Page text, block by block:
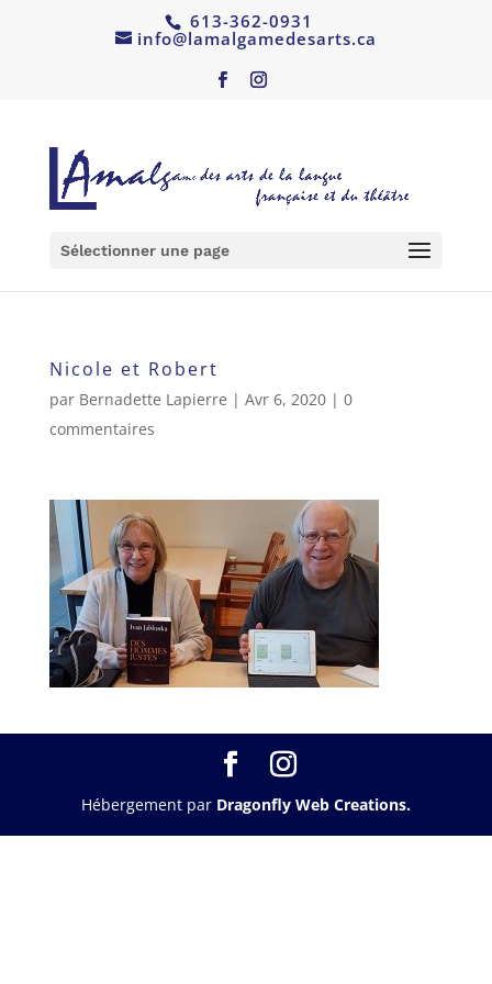
613-362-0931
info@lamalgamedesarts.ca
Sélectionner une page
Nicole et Robert
par Bernadette Lapierre | Avr 6, 2020| 0
commentaires
Hébergement par Dragonfly Web Creations.